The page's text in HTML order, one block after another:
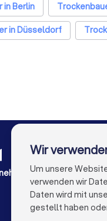
in Berlin
in Düsseldorf
für Sie
FÜR
Wie
Wir
Um unsere
verwenden wir
Daten wird mit
gestellt haben